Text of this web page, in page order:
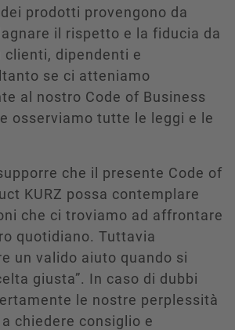
prodotti provengono da
il rispetto e la fiducia da
clienti, dipendenti e
se ci atteniamo
al nostro Code of Business
osserviamo tutte le leggi e le
che il presente Code of
KURZ possa contemplare
che ci troviamo ad affrontare
quotidiano. Tuttavia
un valido aiuto quando si
giusta”. In caso di dubbi
le nostre perplessità
chiedere consiglio e